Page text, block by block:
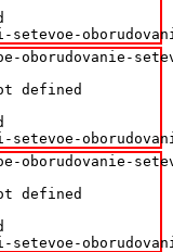
setevoe-
defined
setevoe-
defined
setevoe-